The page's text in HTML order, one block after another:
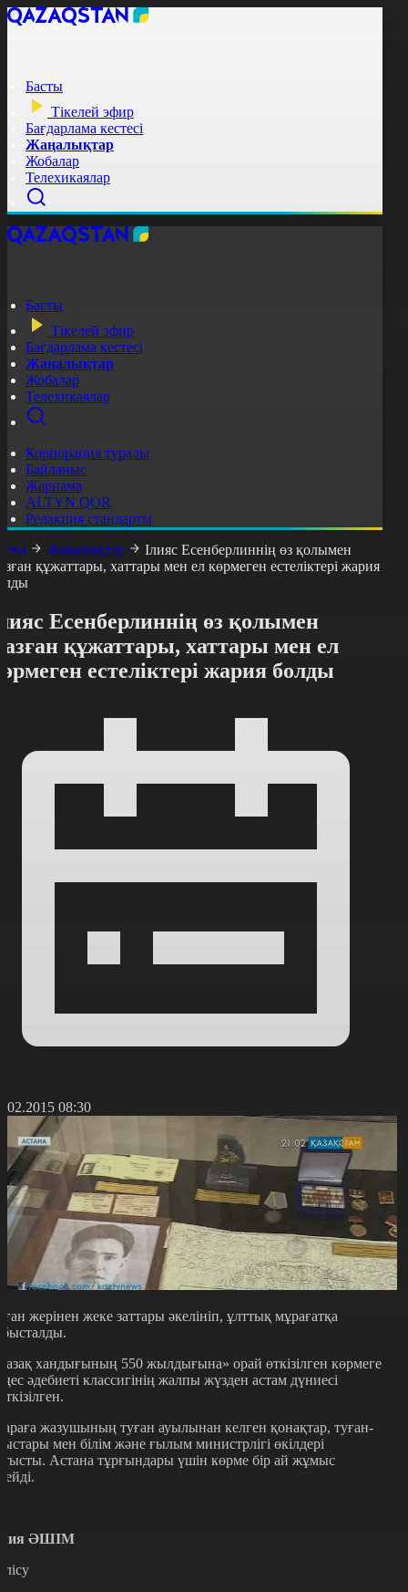
Басты
Тікелей эфир
Бағдарлама кестесі
Жаңалықтар
Жобалар
Телехикаялар
Басты
Тікелей эфир
Бағдарлама кестесі
Жаңалықтар
Жобалар
Телехикаялар
Корпорация туралы
Байланыс
Жарнама
ALTYN QOR
Редакция стандарты
Жаңалықтар
Ілияс Есенберлиннің өз қолымен
құжаттары, хаттары мен ел көрмеген естеліктері жария
Есенберлиннің өз қолымен
құжаттары, хаттары мен ел
естеліктері жария болды
08:30
жерінен жеке заттары әкелініп, ұлттық мұрағатқа
хандығының 550 жылдығына» орай өткізілген көрмеге
әдебиеті классигінің жалпы жүзден астам дүниесі
жазушының туған ауылынан келген қонақтар, туған-
мен білім және ғылым министрлігі өкілдері
Астана тұрғындары үшін көрме бір ай жұмыс
ӘШІМ